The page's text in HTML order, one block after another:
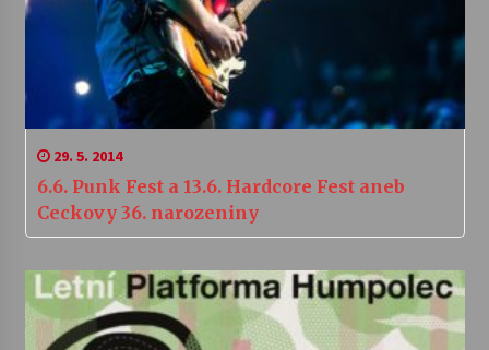
29. 5. 2014
6.6. Punk Fest a 13.6. Hardcore Fest aneb
Ceckovy 36. narozeniny